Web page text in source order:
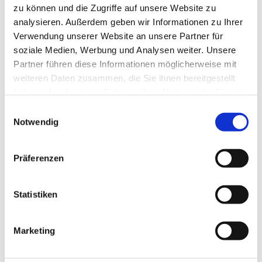
zu können und die Zugriffe auf unsere Website zu
analysieren. Außerdem geben wir Informationen zu Ihrer
Verwendung unserer Website an unsere Partner für
soziale Medien, Werbung und Analysen weiter. Unsere
Partner führen diese Informationen möglicherweise mit
weiteren Daten zusammen, die Sie ihnen bereitgestellt
Notwendig
Präferenzen
Statistiken
Marketing
Weiterlesen